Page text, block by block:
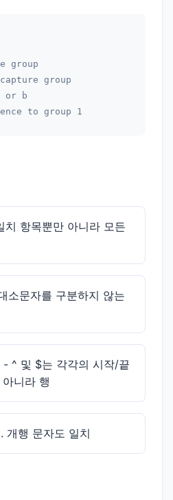
group
group
or b
to group 1
치 항목뿐만 아니라 모든
소문자를 구분하지 않는
- ^ 및 $는 각각의 시작/끝
니라 행
개행 문자도 일치